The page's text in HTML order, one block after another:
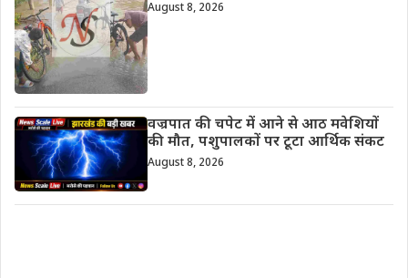
August 8, 2026
वज्रपात की चपेट में आने से आठ मवेशियों
की मौत, पशुपालकों पर टूटा आर्थिक संकट
August 8, 2026